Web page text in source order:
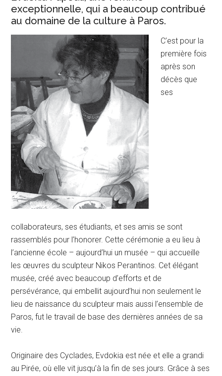
exceptionnelle, qui a beaucoup contribué
au domaine de la culture à Paros.
C’est pour la
première fois
après son
décès que
ses
collaborateurs, ses étudiants, et ses amis se sont
rassemblés pour l’honorer. Cette cérémonie a eu lieu à
l’ancienne école – aujourd’hui un musée – qui accueille
les œuvres du sculpteur Nikos Perantinos. Cet élégant
musée, créé avec beaucoup d’efforts et de
persévérance, qui embellit aujourd’hui non seulement le
lieu de naissance du sculpteur mais aussi l’ensemble de
Paros, fut le travail de base des dernières années de sa
vie.
Originaire des Cyclades, Evdokia est née et elle a grandi
au Pirée, où elle vit jusqu’à la fin de ses jours. Grâce à ses